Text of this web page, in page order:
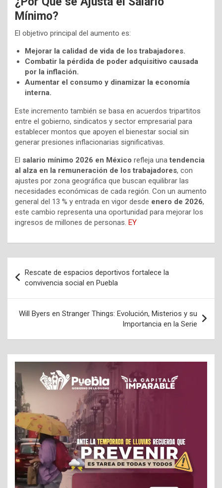
Mínimo?
El objetivo principal del aumento es:
Mejorar la calidad de vida de los trabajadores.
Combatir la pérdida de poder adquisitivo causada
por la inflación.
Aumentar el consumo y dinamizar la economía
interna.
Este incremento también se basa en acuerdos tripartitos
entre el gobierno, sindicatos y sector empresarial para
establecer montos que apoyen el bienestar social sin
generar presiones inflacionarias significativas.
El salario mínimo 2026 en México refleja unatendencia
al alza en la remuneración de los trabajadores, con
ajustes por zona geográfica que buscan equilibrar las
necesidades económicas de cada región. Con un aumento
general del 13 % y entrada en vigor desde enero de 2026,
este cambio representa una oportunidad para mejorar los
ingresos de millones de personas. EY
de
entradas
Rescate de espacios deportivos fortalece la
convivencia social en Puebla
Will Byers en Stranger Things: Evolución, Misterios y su
Importancia en la Serie